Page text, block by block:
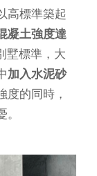
高標準築起
凝土強度達
墅標準，大
加入水泥砂
度的同時，
。